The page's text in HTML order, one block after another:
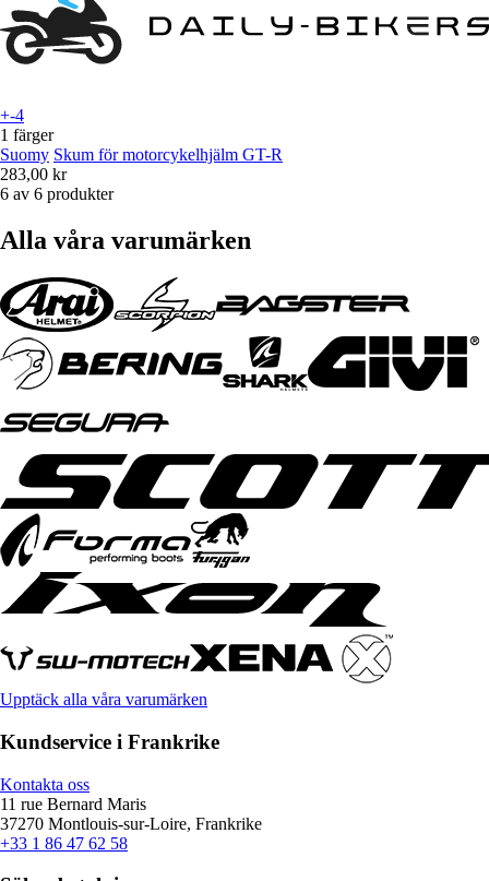
+-4
1 färger
Suomy Skum för motorcykelhjälm GT-R
283,00 kr
6 av 6 produkter
Alla våra varumärken
Upptäck alla våra varumärken
Kundservice i Frankrike
Kontakta oss
11 rue Bernard Maris
37270 Montlouis-sur-Loire, Frankrike
+33 1 86 47 62 58